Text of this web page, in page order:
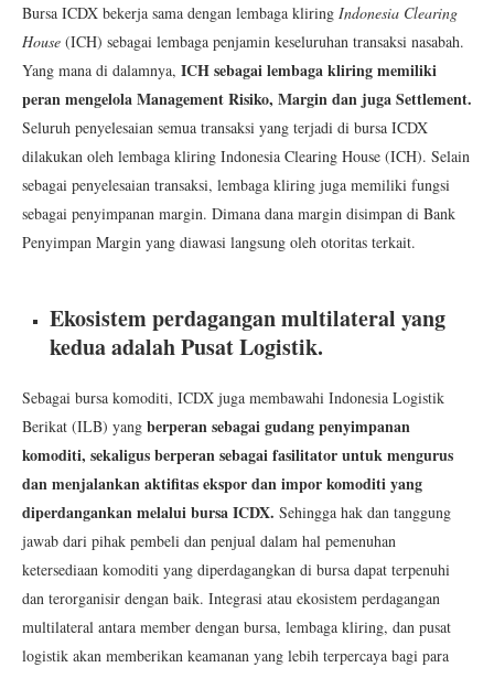
Bursa ICDX bekerja sama dengan lembaga kliring Indonesia Clearing
House (ICH) sebagai lembaga penjamin keseluruhan transaksi nasabah.
Yang mana di dalamnya, ICH sebagai lembaga kliring memiliki
peran mengelola Management Risiko, Margin dan juga Settlement.
Seluruh penyelesaian semua transaksi yang terjadi di bursa ICDX
dilakukan oleh lembaga kliring Indonesia Clearing House (ICH). Selain
sebagai penyelesaian transaksi, lembaga kliring juga memiliki fungsi
sebagai penyimpanan margin. Dimana dana margin disimpan di Bank
Penyimpan Margin yang diawasi langsung oleh otoritas terkait.
Ekosistem perdagangan multilateral yang
kedua adalah Pusat Logistik.
Sebagai bursa komoditi, ICDX juga membawahi Indonesia Logistik
Berikat (ILB) yang berperan sebagai gudang penyimpanan
komoditi, sekaligus berperan sebagai fasilitator untuk mengurus
dan menjalankan aktifitas ekspor dan impor komoditi yang
diperdangankan melalui bursa ICDX. Sehingga hak dan tanggung
jawab dari pihak pembeli dan penjual dalam hal pemenuhan
ketersediaan komoditi yang diperdagangkan di bursa dapat terpenuhi
dan terorganisir dengan baik. Integrasi atau ekosistem perdagangan
multilateral antara member dengan bursa, lembaga kliring, dan pusat
logistik akan memberikan keamanan yang lebih terpercaya bagi para